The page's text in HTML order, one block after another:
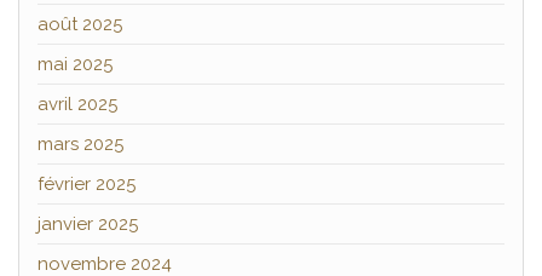
août 2025
mai 2025
avril 2025
mars 2025
février 2025
janvier 2025
novembre 2024